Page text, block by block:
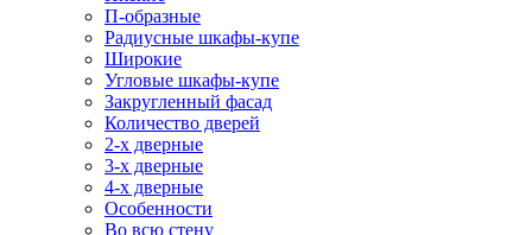
П-образные
Радиусные шкафы-купе
Широкие
Угловые шкафы-купе
Закругленный фасад
Количество дверей
2-х дверные
3-х дверные
4-х дверные
Особенности
Во всю стену